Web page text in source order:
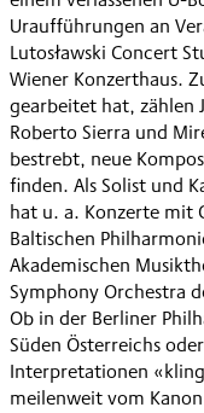
Uraufführungen an
Lutosławski Concert
Wiener Konzerthaus.
gearbeitet hat, zählen
Roberto Sierra und
bestrebt, neue
finden. Als Solist und
hat u. a. Konzerte mit
Baltischen
Akademischen
Symphony Orchestra
Ob in der Berliner
Süden Österreichs
Interpretationen
meilenweit vom